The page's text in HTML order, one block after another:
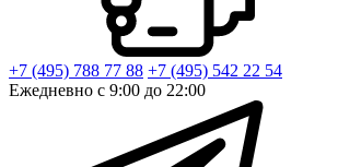
+7 (495) 788 77 88 +7 (495) 542 22 54
Ежедневно с 9:00 до 22:00